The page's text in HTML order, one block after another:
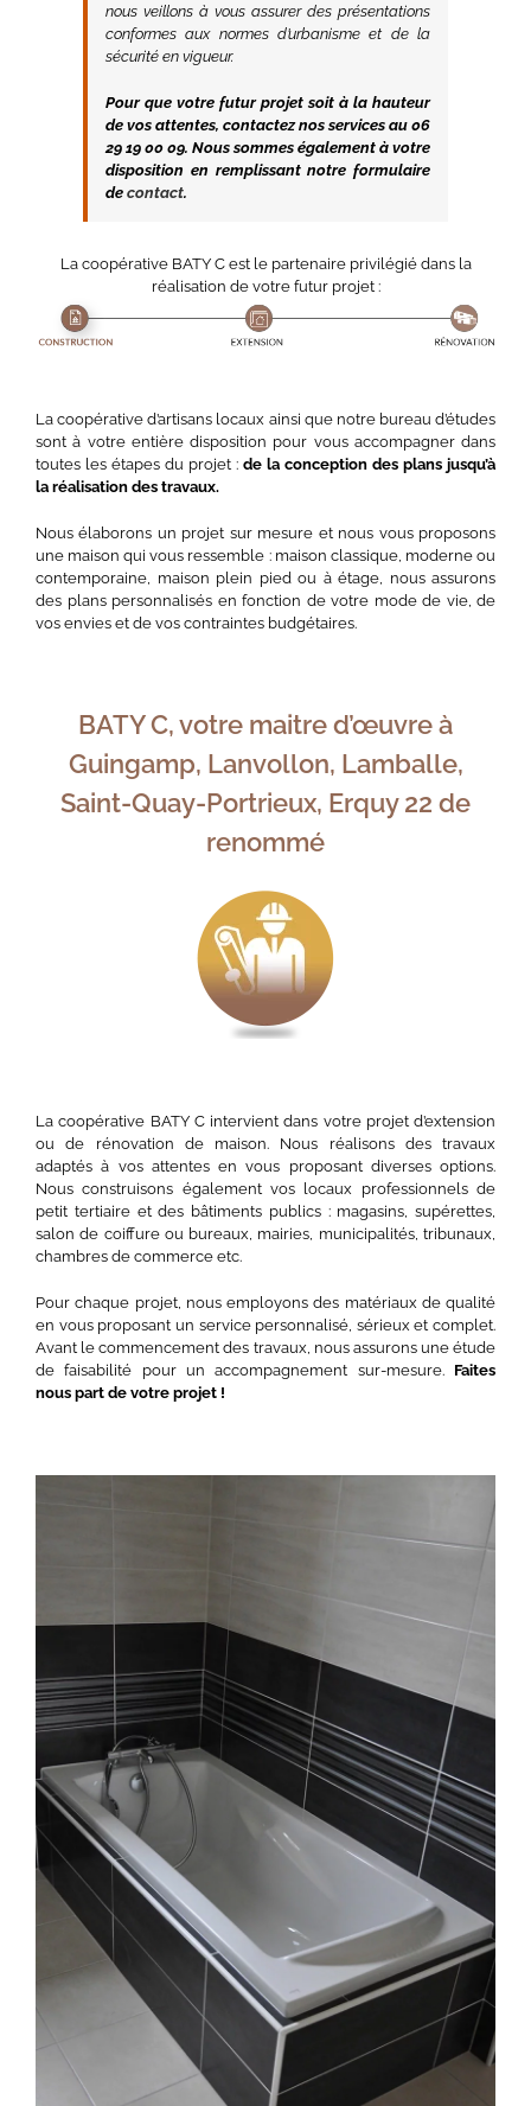
nous veillons à vous assurer des présentations
conformes aux normes d’urbanisme et de la
sécurité en vigueur.
Pour que votre futur projet soit à la hauteur
de vos attentes, contactez nos services au 06
29 19 00 09. Nous sommes également à votre
disposition en remplissant notre formulaire
de contact.
La coopérative BATY C est le partenaire privilégié dans la
réalisation de votre futur projet :
La coopérative d’artisans locaux ainsi que notre bureau d’études
sont à votre entière disposition pour vous accompagner dans
toutes les étapes du projet : de la conception des plans jusqu’à
la réalisation des travaux.
Nous élaborons un projet sur mesure et nous vous proposons
une maison qui vous ressemble : maison classique, moderne ou
contemporaine, maison plein pied ou à étage, nous assurons
des plans personnalisés en fonction de votre mode de vie, de
vos envies et de vos contraintes budgétaires.
BATY C, votre maitre d’œuvre à
Guingamp, Lanvollon, Lamballe,
Saint-Quay-Portrieux, Erquy 22 de
renommé
La coopérative BATY C intervient dans votre projet d’extension
ou de rénovation de maison. Nous réalisons des travaux
adaptés à vos attentes en vous proposant diverses options.
Nous construisons également vos locaux professionnels de
petit tertiaire et des bâtiments publics : magasins, supérettes,
salon de coiffure ou bureaux, mairies, municipalités, tribunaux,
chambres de commerce etc.
Pour chaque projet, nous employons des matériaux de qualité
en vous proposant un service personnalisé, sérieux et complet.
Avant le commencement des travaux, nous assurons une étude
de faisabilité pour un accompagnement sur-mesure. Faites
nous part de votre projet !